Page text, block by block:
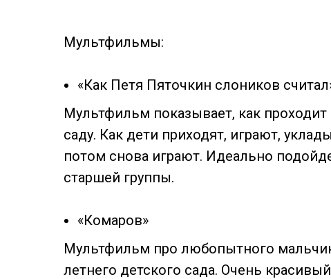
Мультфильмы:
«Как Петя Пяточкин слоников
Мультфильм показывает, как
саду. Как дети приходят, играют,
потом снова играют. Идеально
старшей группы.
«Комаров»
Мультфильм про любопытного
летнего детского сада. Очень